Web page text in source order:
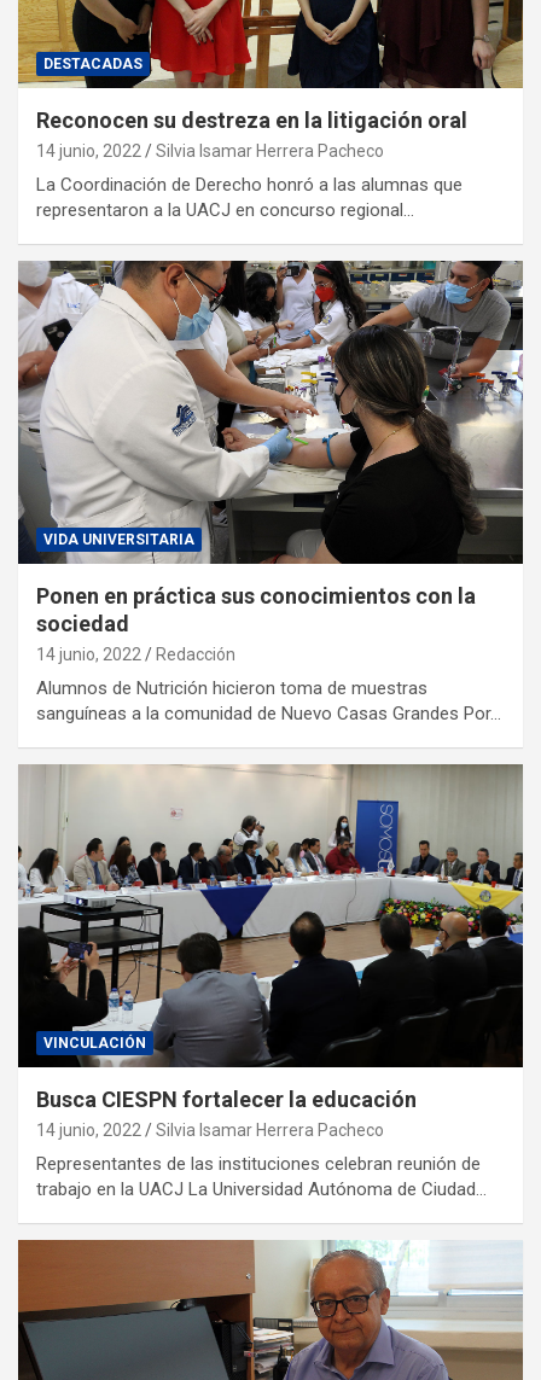
DESTACADAS
Reconocen su destreza en la litigación oral
14 junio, 2022 Silvia Isamar Herrera Pacheco
La Coordinación de Derecho honró a las alumnas que
representaron a la UACJ en concurso regional…
VIDA UNIVERSITARIA
Ponen en práctica sus conocimientos con la
sociedad
14 junio, 2022 Redacción
Alumnos de Nutrición hicieron toma de muestras
sanguíneas a la comunidad de Nuevo Casas Grandes Por…
VINCULACIÓN
Busca CIESPN fortalecer la educación
14 junio, 2022 Silvia Isamar Herrera Pacheco
Representantes de las instituciones celebran reunión de
trabajo en la UACJ La Universidad Autónoma de Ciudad…